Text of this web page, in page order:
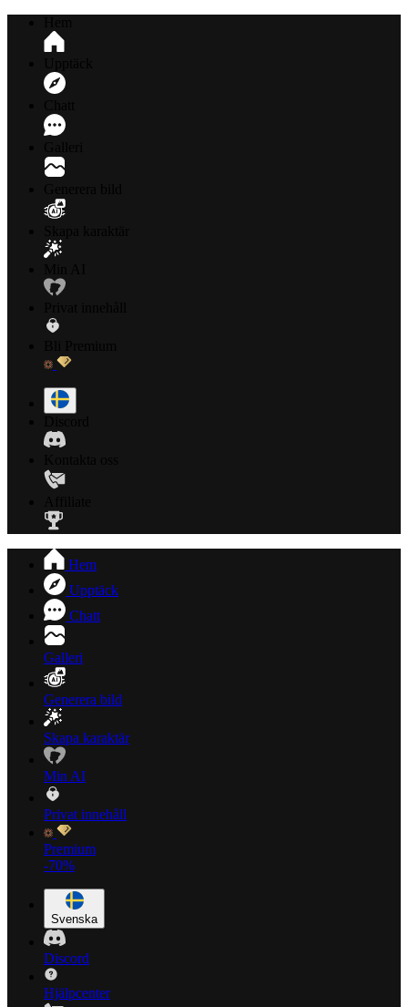
Hem
Upptäck
Chatt
Galleri
Generera bild
Skapa karaktär
Min AI
Privat innehåll
Premium
-70%
Svenska
Discord
Hjälpcenter